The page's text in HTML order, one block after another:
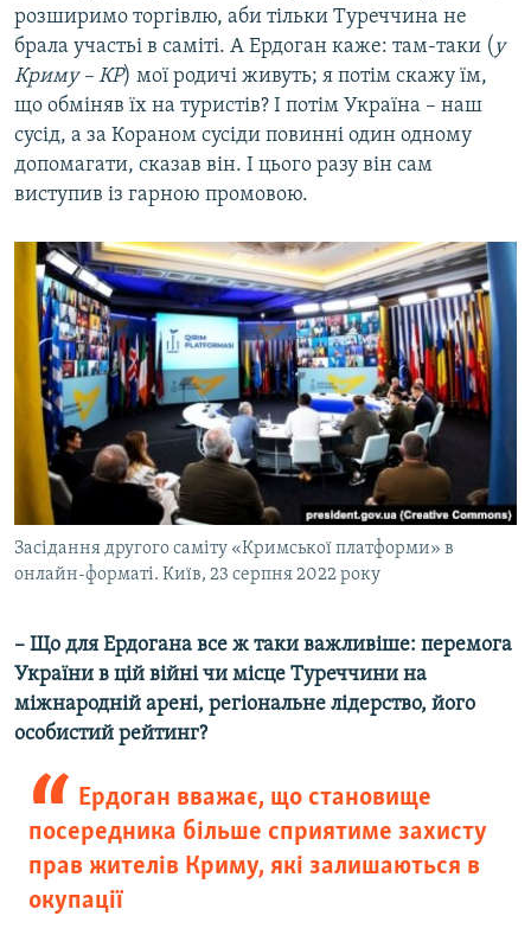
розширимо торгівлю, аби тільки Туреччина не
брала участьі в саміті. А Ердоган каже: там-таки ( у
Криму – КР) мої родичі живуть; я потім скажу їм,
що обміняв їх на туристів? І потім Україна – наш
сусід, а за Кораном сусіди повинні один одному
допомагати, сказав він. І цього разу він сам
виступив із гарною промовою.
Засідання другого саміту «Кримської платформи» в
онлайн-форматі. Київ, 23 серпня 2022 року
– Що для Ердогана все ж таки важливіше: перемога
України в цій війні чи місце Туреччини на
міжнародній арені, регіональне лідерство, його
особистий рейтинг?
Ердоган вважає, що становище
посередника більше сприятиме захисту
прав жителів Криму, які залишаються в
окупації